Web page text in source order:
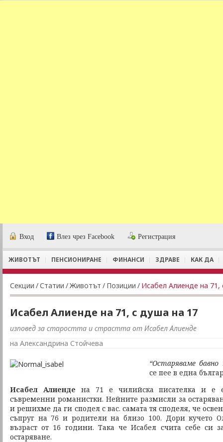
Вход Влез чрез Facebook Регистрация
ЖИВОТЪТ ПЕНСИОНИРАНЕ ФИНАНСИ ЗДРАВЕ КАК ДА
Секции /Статии /Животът / Позиции / Исабел Алиенде на 71,
Исабел Алиенде на 71, с душа на 17
изповед за старостта и страстта от Исабел Алиенде
на Александрина Стойчева
“Oстаряваме
се пее в една
Исабел Алиенде на 71 е чилийска писателка и е
съвременни романистки. Нейните размисли за
и решихме да ги сподел с вас. самата тя споделя, че
съпруг на 76 и родители на близо 100. Дори кучето
възраст от 16 години. Така че Исабел счита себе си
остаряване.